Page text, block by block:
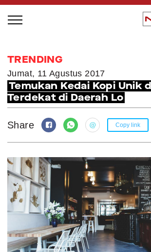
INSPIRING PEOPLE
INSPIRING PRODUCTS
INSPIRING PLACES
INSPIRING COMMUNITIES
TRENDING
EVENTS
MLDPODCAST
VIDEOS
MLDPOINTS
TRENDING
Jumat, 11 Agustus 2017
Temukan Kedai Kopi Unik
Terdekat di Daerah Lo
Share Copy link